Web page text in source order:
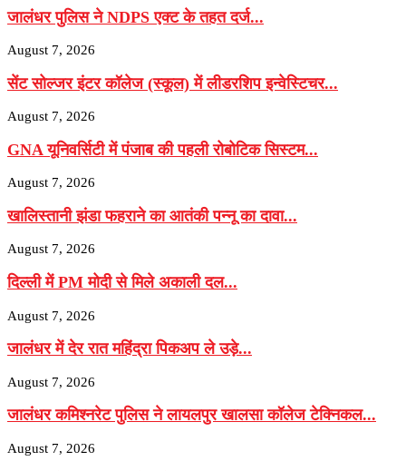
जालंधर पुलिस ने NDPS एक्ट के तहत दर्ज...
August 7, 2026
सेंट सोल्जर इंटर कॉलेज (स्कूल) में लीडरशिप इन्वेस्टिचर...
August 7, 2026
GNA यूनिवर्सिटी में पंजाब की पहली रोबोटिक सिस्टम...
August 7, 2026
खालिस्तानी झंडा फहराने का आतंकी पन्नू का दावा...
August 7, 2026
दिल्ली में PM मोदी से मिले अकाली दल...
August 7, 2026
जालंधर में देर रात महिंद्रा पिकअप ले उड़े...
August 7, 2026
जालंधर कमिश्नरेट पुलिस ने लायलपुर खालसा कॉलेज टेक्निकल...
August 7, 2026